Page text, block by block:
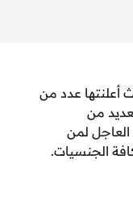
أعلنتها عدد من
من
لمن
الجنسيات.